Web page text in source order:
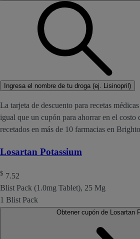
Ingresa el nombre de tu droga (ej. Lisinopril)
La tarjeta de descuento para recetas
igual que un cupón para ahorrar en el costo
recetados en más de 10 farmacias en
Losartan Potassium
$ 7.52
Blist Pack (1.0mg Tablet), 25 Mg
1 Blist Pack